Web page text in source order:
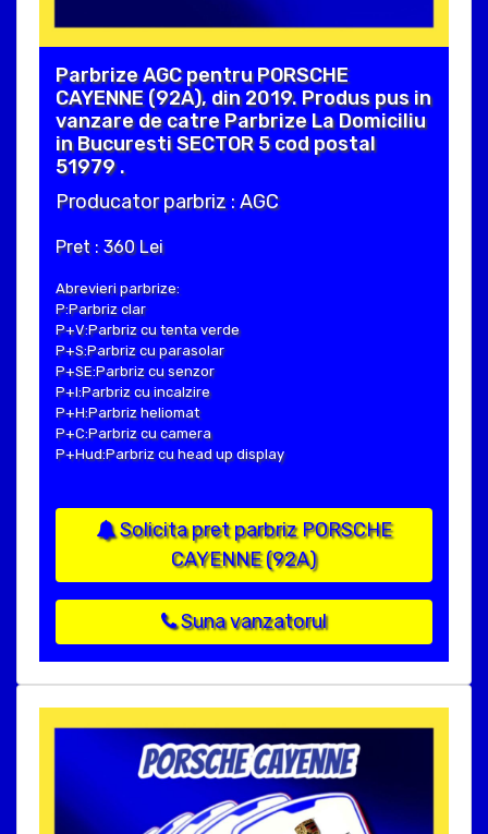
Parbrize AGC pentru PORSCHE
CAYENNE (92A), din 2019. Produs pus in
vanzare de catre Parbrize La Domiciliu
in Bucuresti SECTOR 5 cod postal
51979 .
Producator parbriz : AGC
Pret : 360 Lei
Abrevieri parbrize:
P:Parbriz clar
P+V:Parbriz cu tenta verde
P+S:Parbriz cu parasolar
P+SE:Parbriz cu senzor
P+I:Parbriz cu incalzire
P+H:Parbriz heliomat
P+C:Parbriz cu camera
P+Hud:Parbriz cu head up display
Solicita pret parbriz PORSCHE
CAYENNE (92A)
Suna vanzatorul